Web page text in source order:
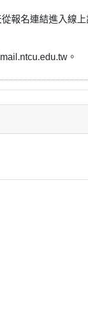
報名連結進入線上
。